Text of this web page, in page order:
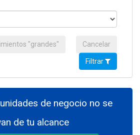
"grandes" Cancelar
Filtrar
de negocio no se
de tu alcance